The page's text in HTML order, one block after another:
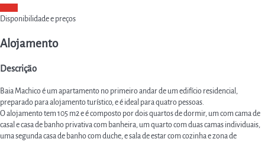
Disponibilidade e preços
Alojamento
Descrição
Baia Machico é um apartamento no primeiro andar de um edifício residencial,
preparado para alojamento turístico, e é ideal para quatro pessoas.
O alojamento tem 105 m2 e é composto por dois quartos de dormir, um com cama de
casal e casa de banho privativa com banheira, um quarto com duas camas individuais,
uma segunda casa de banho com duche, e sala de estar com cozinha e zona de